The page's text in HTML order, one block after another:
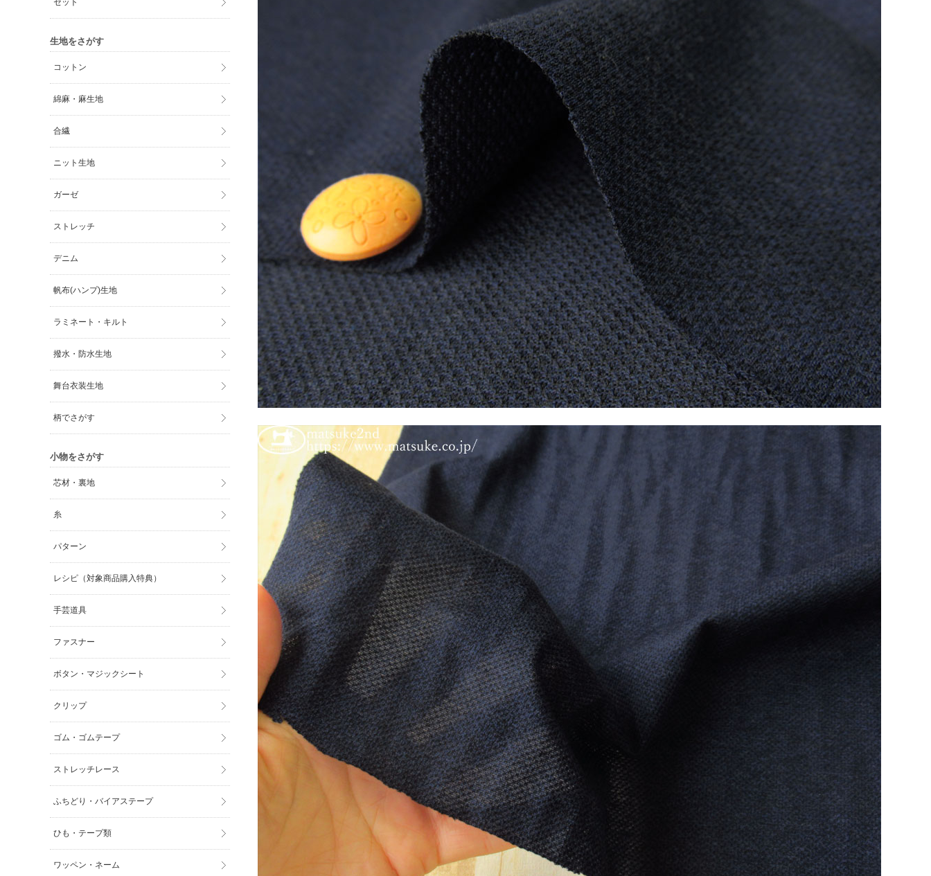
セット
生地をさがす
コットン
綿麻・麻生地
合繊
ニット生地
ガーゼ
ストレッチ
デニム
帆布(ハンプ)生地
ラミネート・キルト
撥水・防水生地
舞台衣装生地
柄でさがす
小物をさがす
芯材・裏地
糸
パターン
レシピ（対象商品購入特典）
手芸道具
ファスナー
ボタン・マジックシート
クリップ
ゴム・ゴムテープ
ストレッチレース
ふちどり・バイアステープ
ひも・テープ類
ワッペン・ネーム